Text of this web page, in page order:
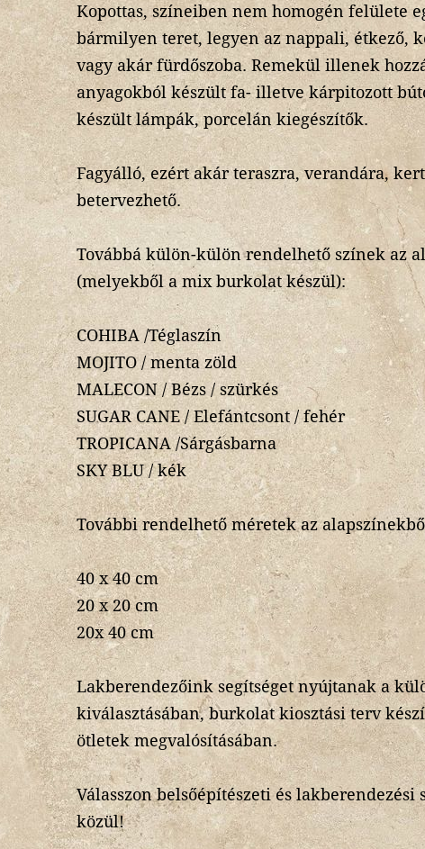
Kopottas, színeiben nem homogén felülete
bármilyen teret, legyen az nappali, étkező,
vagy akár fürdőszoba. Remekül illenek
anyagokból készült fa- illetve kárpitozott
készült lámpák, porcelán kiegészítők.
Fagyálló, ezért akár teraszra, verandára,
betervezhető.
Továbbá külön-külön rendelhető színek az
(melyekből a mix burkolat készül):
COHIBA /Téglaszín
MOJITO / menta zöld
MALECON / Bézs / szürkés
SUGAR CANE / Elefántcsont / fehér
TROPICANA /Sárgásbarna
SKY BLU / kék
További rendelhető méretek az
40 x 40 cm
20 x 20 cm
20x 40 cm
Lakberendezőink segítséget nyújtanak a
kiválasztásában, burkolat kiosztási terv
ötletek megvalósításában.
Válasszon belsőépítészeti és lakberendezési
közül!